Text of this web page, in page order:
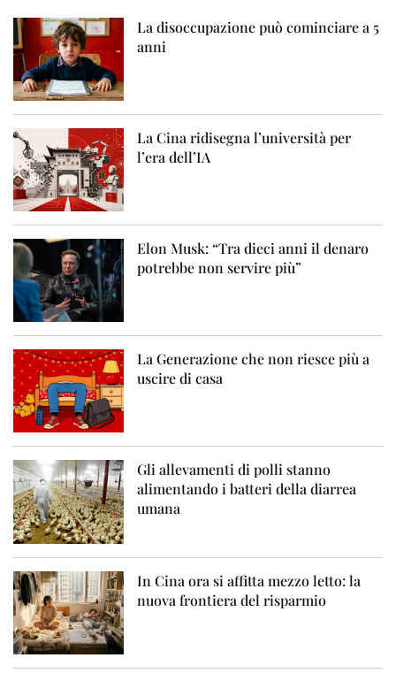
La disoccupazione può cominciare a 5
anni
La Cina ridisegna l’università per
l’era dell’IA
Elon Musk: “Tra dieci anni il denaro
potrebbe non servire più”
La Generazione che non riesce più a
uscire di casa
Gli allevamenti di polli stanno
alimentando i batteri della diarrea
umana
In Cina ora si affitta mezzo letto: la
nuova frontiera del risparmio